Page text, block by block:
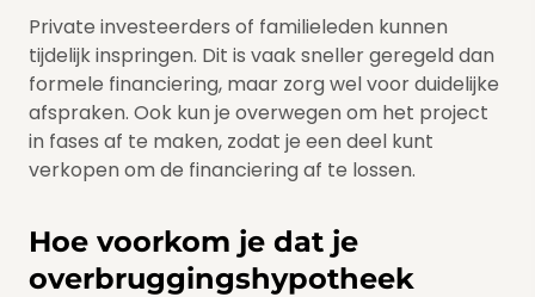
Private investeerders of familieleden kunnen
tijdelijk inspringen. Dit is vaak sneller geregeld dan
formele financiering, maar zorg wel voor duidelijke
afspraken. Ook kun je overwegen om het project
in fases af te maken, zodat je een deel kunt
verkopen om de financiering af te lossen.
Hoe voorkom je dat je
overbruggingshypotheek